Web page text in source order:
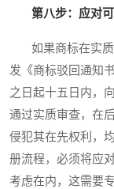
第八步：应对
如果商标在实质
发《商标驳回通知
之日起十五日内，
通过实质审查，在
侵犯其在先权利，
册流程，必须将应
考虑在内，这需要